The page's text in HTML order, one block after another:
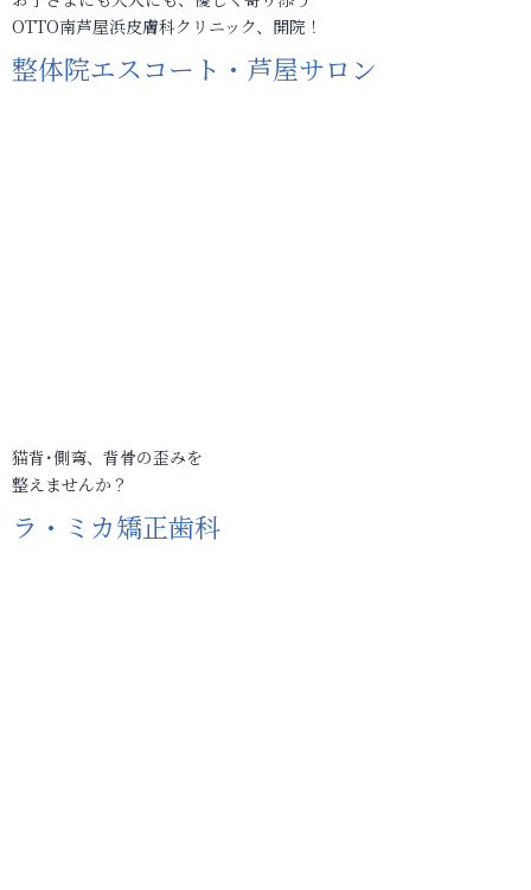
OTTO南芦屋浜皮膚科クリニック、開院！
整体院エスコート・芦屋サロン
猫背･側弯、背骨の歪みを
整えませんか？
ラ・ミカ矯正歯科